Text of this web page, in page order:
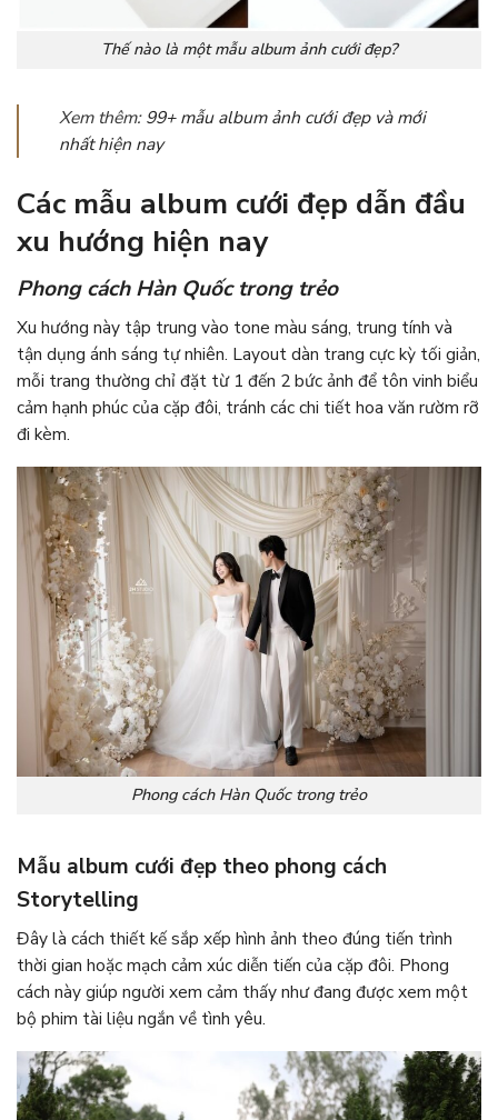
Thế nào là một mẫu album ảnh cưới đẹp?
Xem thêm:99+ mẫu album ảnh cưới đẹp và mới
nhất hiện nay
Các mẫu album cưới đẹp dẫn đầu
xu hướng hiện nay
Phong cách Hàn Quốc trong trẻo
Xu hướng này tập trung vào tone màu sáng, trung tính và
tận dụng ánh sáng tự nhiên. Layout dàn trang cực kỳ tối giản,
mỗi trang thường chỉ đặt từ 1 đến 2 bức ảnh để tôn vinh biểu
cảm hạnh phúc của cặp đôi, tránh các chi tiết hoa văn rườm rỡ
đi kèm.
Phong cách Hàn Quốc trong trẻo
Mẫu album cưới đẹp theo phong cách
Storytelling
Đây là cách thiết kế sắp xếp hình ảnh theo đúng tiến trình
thời gian hoặc mạch cảm xúc diễn tiến của cặp đôi. Phong
cách này giúp người xem cảm thấy như đang được xem một
bộ phim tài liệu ngắn về tình yêu.